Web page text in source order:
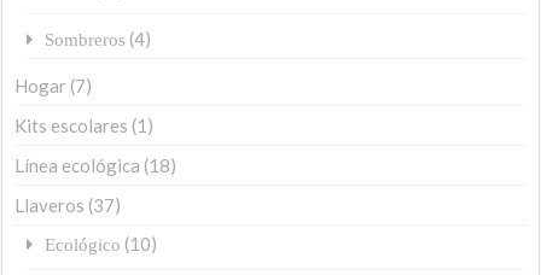
Sombreros (4)
Hogar (7)
Kits escolares (1)
Línea ecológica (18)
Llaveros (37)
Ecológico (10)